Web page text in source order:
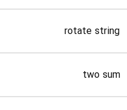
rotate string
two sum